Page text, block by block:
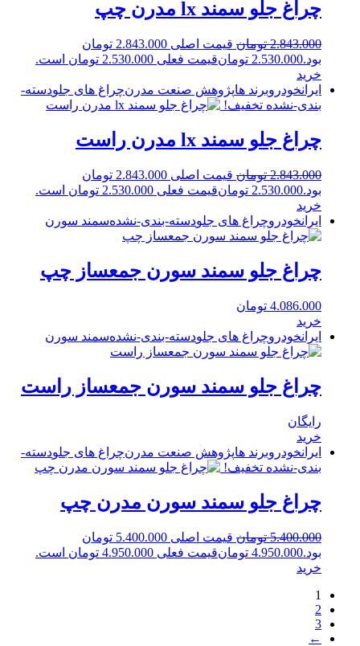
چراغ جلو سمند lx مدرن چپ
2.843.000 تومان
قیمت اصلی 2.843.000 تومان
بود.2.530.000 تومانقیمت فعلی 2.530.000 تومان است.
خرید
ایرانخودروبرند هاپژوهش صنعت مدرنچراغ های جلودسته-
بندی-نشده تخفیف!
چراغ جلو سمند lx مدرن راست
2.843.000 تومان
قیمت اصلی 2.843.000 تومان
بود.2.530.000 تومانقیمت فعلی 2.530.000 تومان است.
خرید
ایرانخودروچراغ های جلودسته-بندی-نشدهسمند سورن
چراغ جلو سمند سورن جمعساز چپ
4.086.000 تومان
خرید
ایرانخودروچراغ های جلودسته-بندی-نشدهسمند سورن
چراغ جلو سمند سورن جمعساز راست
رایگان
خرید
ایرانخودروبرند هاپژوهش صنعت مدرنچراغ های جلودسته-
بندی-نشده تخفیف!
چراغ جلو سمند سورن مدرن چپ
5.400.000 تومان
قیمت اصلی 5.400.000 تومان
بود.4.950.000 تومانقیمت فعلی 4.950.000 تومان است.
خرید
1
2
3
←